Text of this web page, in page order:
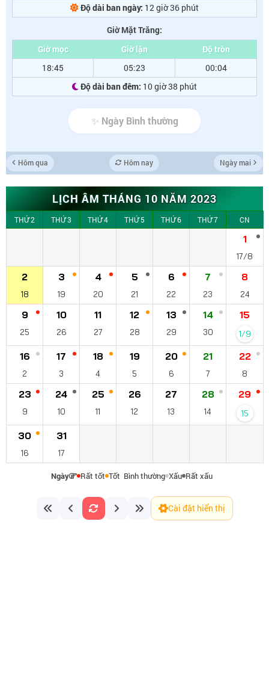
Độ dài ban ngày: 12 giờ 36 phút
Giờ Mặt Trăng:
Giờ mọc
Giờ lặn
Độ tròn
18:45
05:23
00:04
Độ dài ban đêm: 10 giờ 38 phút
✨ Ngày Bình thường
Hôm qua Hôm nay Ngày mai
LỊCH ÂM THÁNG 10 NĂM 2023
THỨ 2 THỨ 3 THỨ 4 THỨ 5 THỨ 6 THỨ 7 CN
1
17/8
2
18
3
19
4
20
5
21
6
22
7
23
8
24
9
25
10
26
11
27
12
28
13
29
14
30
15
1/9
16
2
17
3
18
4
19
5
20
6
21
7
22
8
23
9
24
10
25
11
26
12
27
13
28
14
29
15
30
16
31
17
Ngày Rất tốt Tốt Bình thường Xấu Rất xấu
Cài đặt hiển thị